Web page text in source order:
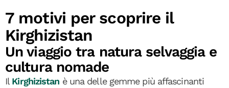
7 motivi per scoprire il
Kirghizistan
Un viaggio tra natura selvaggia e
cultura nomade
Il Kirghizistan è una delle gemme più affascinanti